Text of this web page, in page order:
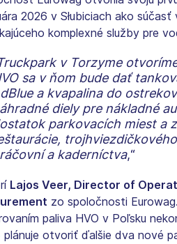
2026 v Słubiciach ako
komplexné služby pre
v Torzyme
sa v ňom bude dať
a kvapalina do
diely pre nákladné
parkovacích miest a
a kaderníctva,“
Lajos Veer, Director of
zo spoločnosti
paliva HVO v Poľsku
plánuje otvoriť ďalšie dva nové